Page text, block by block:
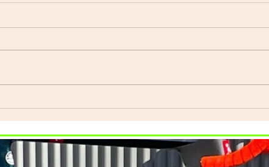
Index ウェットスーツ（オー